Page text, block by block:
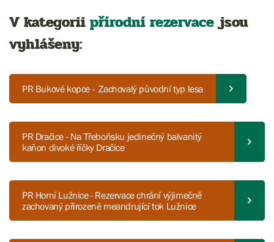
V kategoriipřírodní rezervacejsou
vyhlášeny:
PR Bukové kopce - Zachovalý původní typ lesa
PR Dračice - Na Třeboňsku jedinečný balvanitý
kaňon divoké říčky Dračice
PR Horní Lužnice - Rezervace chrání výjimečně
zachovaný přirozeně meandrující tok Lužnice